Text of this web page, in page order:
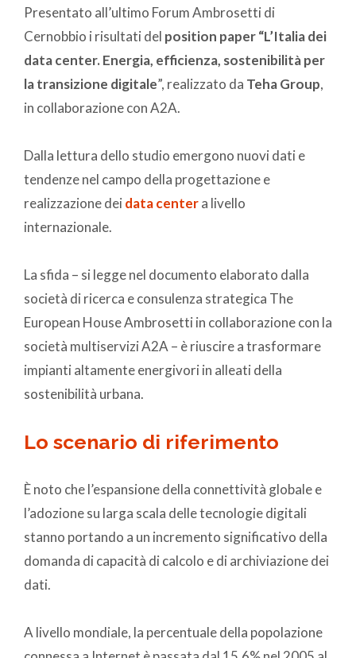
Presentato all’ultimo Forum Ambrosetti di
Cernobbio i risultati del position paper “L’Italia dei
data center. Energia, efficienza, sostenibilità per
la transizione digitale”, realizzato da Teha Group,
in collaborazione con A2A.
Dalla lettura dello studio emergono nuovi dati e
tendenze nel campo della progettazione e
realizzazione dei data centera livello
internazionale.
La sfida – si legge nel documento elaborato dalla
società di ricerca e consulenza strategica The
European House Ambrosetti in collaborazione con la
società multiservizi A2A – è riuscire a trasformare
impianti altamente energivori in alleati della
sostenibilità urbana.
Lo scenario di riferimento
È noto che l’espansione della connettività globale e
l’adozione su larga scala delle tecnologie digitali
stanno portando a un incremento significativo della
domanda di capacità di calcolo e di archiviazione dei
dati.
A livello mondiale, la percentuale della popolazione